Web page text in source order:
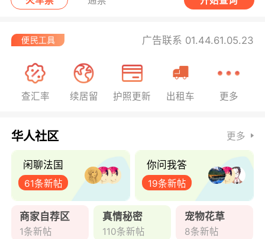
广告联系 01.44.61.05.23
查汇率 续居留 护照更新 出租车 更多
华人社区 更多
闲聊法国
61条新帖
你问我答
19条新帖
商家自荐区
1条新帖
真情秘密
110条新帖
宠物花草
8条新帖